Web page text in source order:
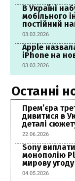
В Україні
мобільного
постійний
03.03.2026
Apple
iPhone на
03.03.2026
Останні
Прем’єра
дивитися в
деталі
22.06.2026
Sony
монополію
мирову угоду
04.05.2026